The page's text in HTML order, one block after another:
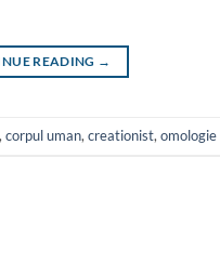
READING →
, corpul uman, creationist, omologie